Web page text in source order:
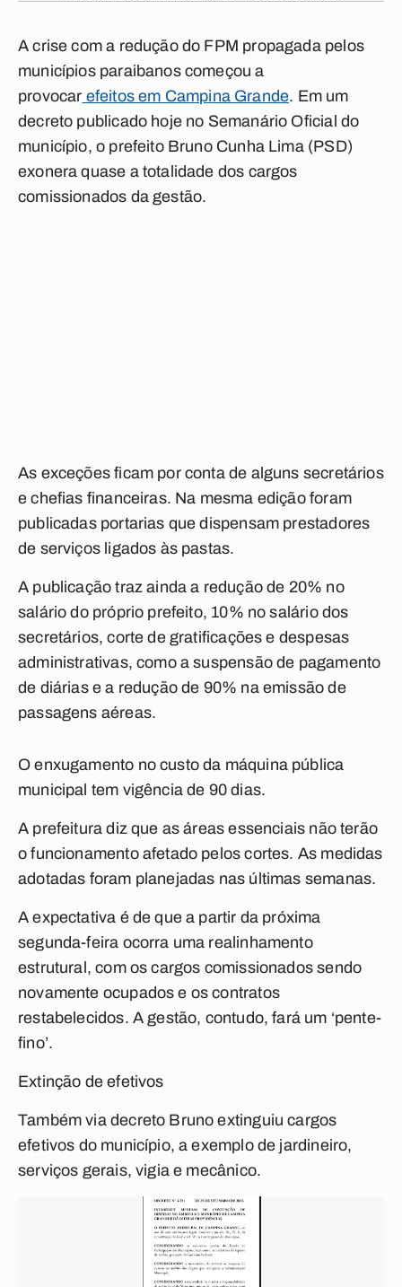
A crise com a redução do FPM propagada pelos
municípios paraibanos começou a
provocar efeitos em Campina Grande. Em um
decreto publicado hoje no Semanário Oficial do
município, o prefeito Bruno Cunha Lima (PSD)
exonera quase a totalidade dos cargos
comissionados da gestão.
As exceções ficam por conta de alguns secretários
e chefias financeiras. Na mesma edição foram
publicadas portarias que dispensam prestadores
de serviços ligados às pastas.
A publicação traz ainda a redução de 20% no
salário do próprio prefeito, 10% no salário dos
secretários, corte de gratificações e despesas
administrativas, como a suspensão de pagamento
de diárias e a redução de 90% na emissão de
passagens aéreas.
O enxugamento no custo da máquina pública
municipal tem vigência de 90 dias.
A prefeitura diz que as áreas essenciais não terão
o funcionamento afetado pelos cortes. As medidas
adotadas foram planejadas nas últimas semanas.
A expectativa é de que a partir da próxima
segunda-feira ocorra uma realinhamento
estrutural, com os cargos comissionados sendo
novamente ocupados e os contratos
restabelecidos. A gestão, contudo, fará um ‘pente-
fino’.
Extinção de efetivos
Também via decreto Bruno extinguiu cargos
efetivos do município, a exemplo de jardineiro,
serviços gerais, vigia e mecânico.